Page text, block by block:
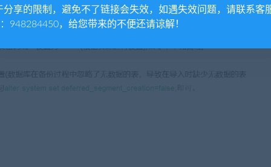
分享的限制，避免不了链接会失效，如遇失效问题，请联系客
948284450，给您带来的不便还请谅解！